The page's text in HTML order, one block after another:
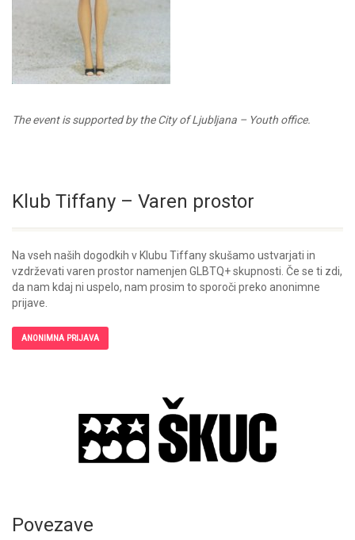
The event is supported by the City of Ljubljana – Youth office.
Klub Tiffany – Varen prostor
Na vseh naših dogodkih v Klubu Tiffany skušamo ustvarjati in
vzdrževati varen prostor namenjen GLBTQ+ skupnosti. Če se ti zdi,
da nam kdaj ni uspelo, nam prosim to sporoči preko anonimne
prijave.
ANONIMNA PRIJAVA
Povezave